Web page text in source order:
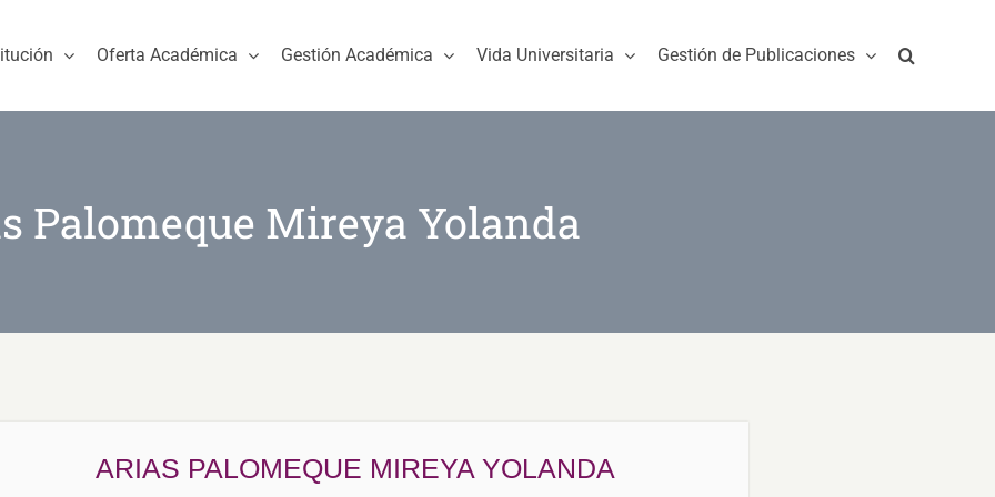
Oferta Académica Gestión Académica Vida Universitaria Gestión de Publicaciones
Palomeque Mireya Yolanda
ARIAS PALOMEQUE MIREYA YOLANDA